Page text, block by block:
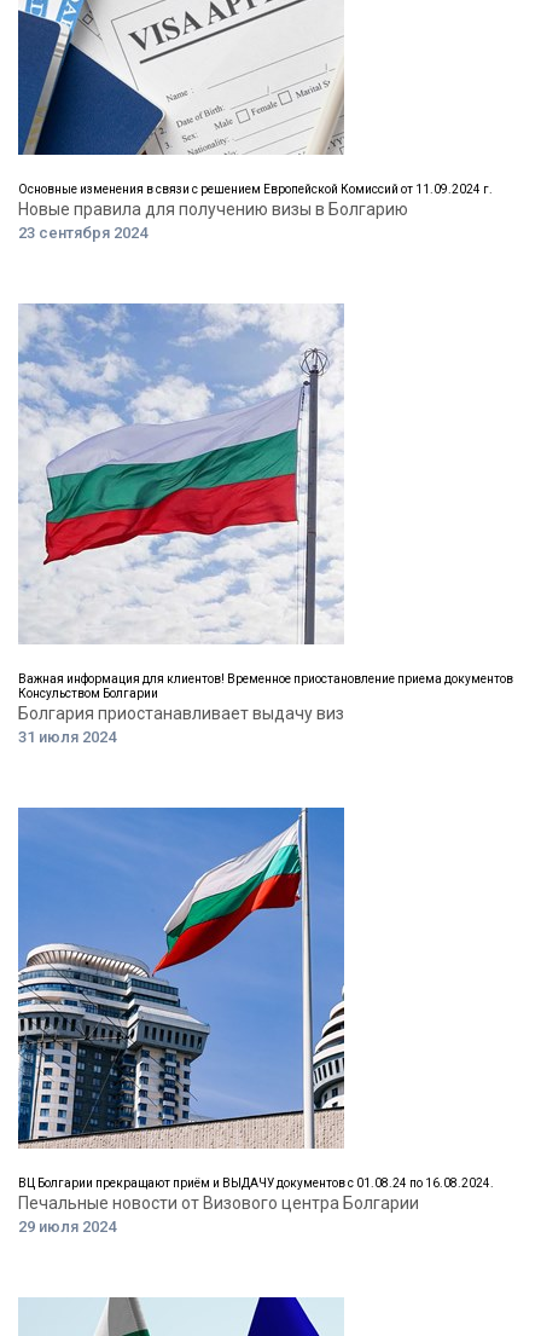
Основные изменения в связи с решением Европейской Комиссий от 11.09.2024 г.
Новые правила для получению визы в Болгарию
23 сентября 2024
Важная информация для клиентов! Временное приостановление приема документов
Консульством Болгарии
Болгария приостанавливает выдачу виз
31 июля 2024
ВЦ Болгарии прекращают приём и ВЫДАЧУ документов с 01.08.24 по 16.08.2024.
Печальные новости от Визового центра Болгарии
29 июля 2024